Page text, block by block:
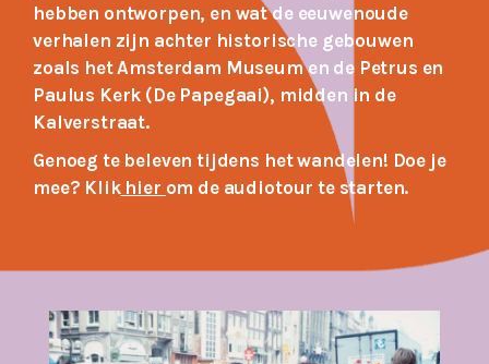
hebben ontworpen, en wat de eeuwenoude
verhalen zijn achter historische gebouwen
zoals het Amsterdam Museum en de Petrus en
Paulus Kerk (De Papegaai), midden in de
Kalverstraat.
Genoeg te beleven tijdens het wandelen! Doe je
mee? Klikhier om de audiotour te starten.